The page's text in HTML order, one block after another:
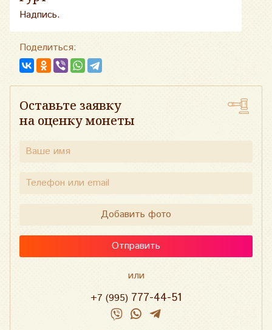
Надпись.
Поделиться:
Оставьте заявку
на оценку монеты
Добавить фото
Отправить
или
+7 (995) 777-44-51